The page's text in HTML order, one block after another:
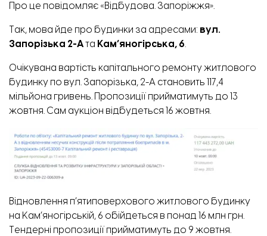
Про це повідомляє «Відбудова. Запоріжжя».
Так, мова йде про будинки за адресами: вул.
Запорізька 2-Ата Кам’яногірська, 6.
Очікувана вартість капітального ремонту житлового
будинку по вул. Запорізька, 2-А становить 117,4
мільйона гривень. Пропозиції прийматимуть до 13
жовтня. Сам аукціон відбудеться 16 жовтня.
Відновлення п’ятиповерхового житлового будинку
на Кам’яногірській, 6 обійдеться в понад 16 млн грн.
Тендерні пропозиції прийматимуть до 9 жовтня.